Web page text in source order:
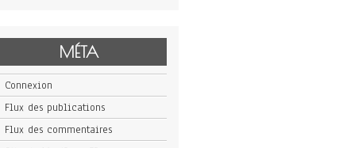
MÉTA
Connexion
Flux des publications
Flux des commentaires